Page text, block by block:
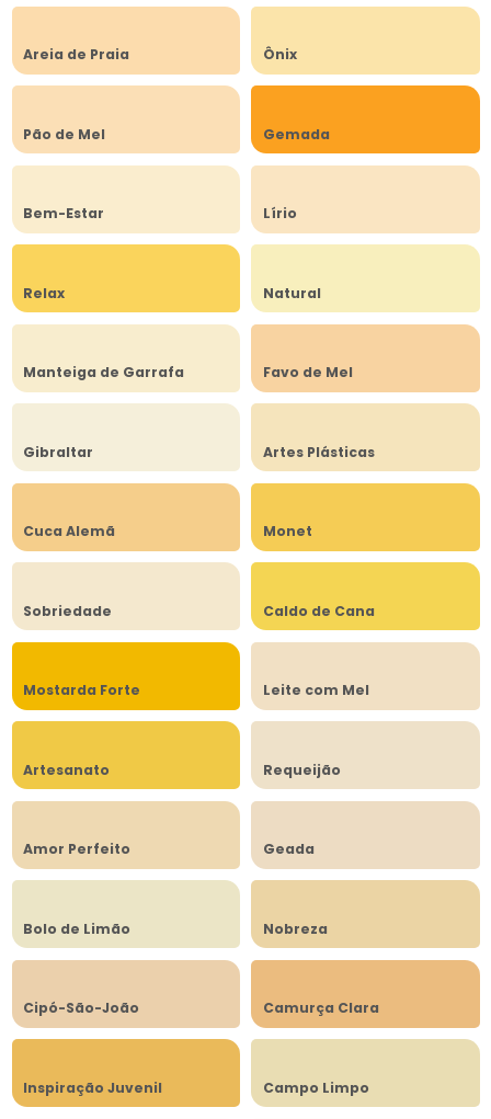
Areia de Praia Ônix
Pão de Mel Gemada
Bem-Estar Lírio
Relax Natural
Manteiga de Garrafa Favo de Mel
Gibraltar Artes Plásticas
Cuca Alemã Monet
Sobriedade Caldo de Cana
Mostarda Forte Leite com Mel
Artesanato Requeijão
Amor Perfeito Geada
Bolo de Limão Nobreza
Cipó-São-João Camurça Clara
Inspiração Juvenil Campo Limpo